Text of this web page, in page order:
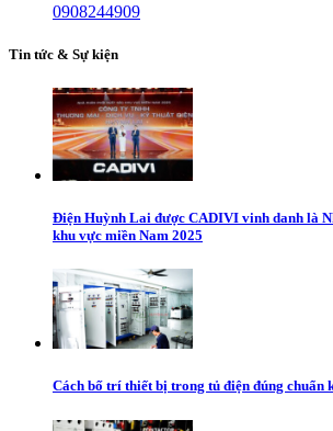
0908244909
Tin tức & Sự kiện
Điện Huỳnh Lai được CADIVI vinh danh là
khu vực miền Nam 2025
Cách bố trí thiết bị trong tủ điện đúng chuẩn